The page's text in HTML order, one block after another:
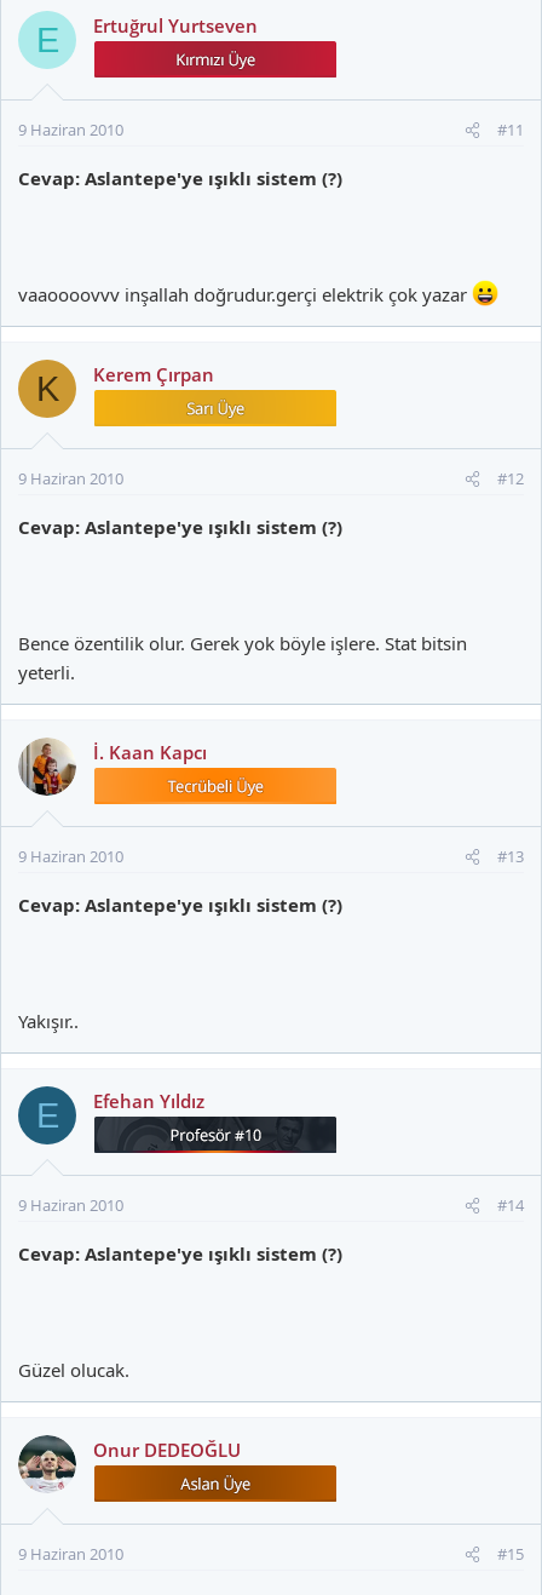
E Ertuğrul Yurtseven
9 Haziran 2010 #11
Cevap: Aslantepe'ye ışıklı sistem (?)
vaaoooovvv inşallah doğrudur.gerçi elektrik çok yazar
K Kerem Çırpan
9 Haziran 2010 #12
Cevap: Aslantepe'ye ışıklı sistem (?)
Bence özentilik olur. Gerek yok böyle işlere. Stat bitsin
yeterli.
İ. Kaan Kapcı
9 Haziran 2010 #13
Cevap: Aslantepe'ye ışıklı sistem (?)
Yakışır..
E Efehan Yıldız
9 Haziran 2010 #14
Cevap: Aslantepe'ye ışıklı sistem (?)
Güzel olucak.
Onur DEDEOĞLU
9 Haziran 2010 #15